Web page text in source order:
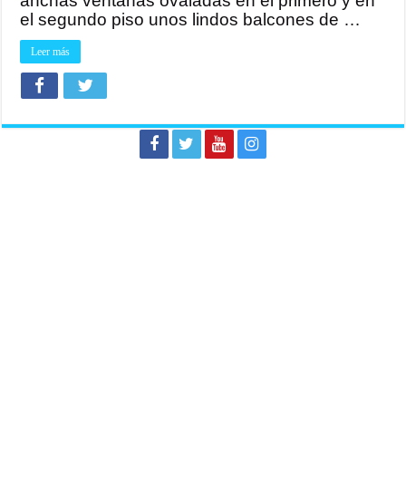
el segundo piso unos lindos balcones de …
Leer más